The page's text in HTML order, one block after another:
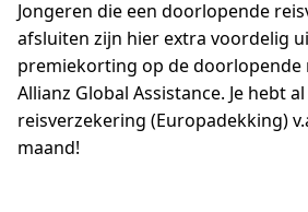
Jongeren die een doorlopende
afsluiten zijn hier extra voordelig
premiekorting op de doorlopende
Allianz Global Assistance. Je hebt
reisverzekering (Europadekking)
maand!